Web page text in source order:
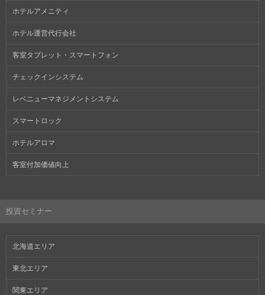
ホテルアメニティ
ホテル運営代行会社
客室タブレット・スマートフォン
チェックインシステム
レベニューマネジメントシステム
スマートロック
ホテルアロマ
客室付加価値向上
投資セミナー
北海道エリア
東北エリア
関東エリア